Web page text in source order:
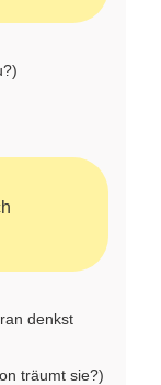
denkst
träumt sie?)